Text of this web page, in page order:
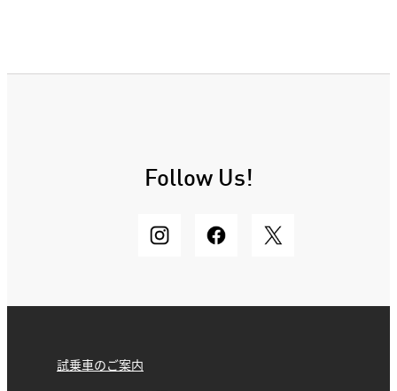
Follow Us!
試乗車のご案内